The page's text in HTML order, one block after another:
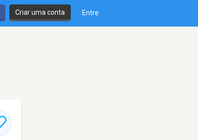
Criar uma conta Entre